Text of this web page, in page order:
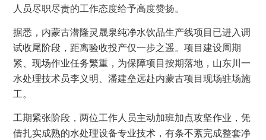
人员尽职尽责的工作态度给予高度赞扬。
据悉，内蒙古潜隆灵晟泉纯净水饮品生产线项目已进入调
试收尾阶段，距离验收投产仅一步之遥。项目建设周期
紧、现场作业任务繁重，为保障项目按期落地，山东川一
水处理技术员李义明、潘建垒远赴内蒙古项目现场驻场施
工。
工期紧张阶段，两位工作人员主动加班加点攻坚作业，凭
借扎实成熟的水处理设备专业技术，有条不紊完成整套净